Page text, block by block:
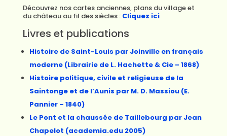
Découvrez nos cartes anciennes, plans du village et
du château au fil des siècles : Cliquez ici
Livres et publications
Histoire de Saint-Louis par Joinville en français
moderne (Librairie de L. Hachette & Cie – 1868)
Histoire politique, civile et religieuse de la
Saintonge et de l’Aunis par M. D. Massiou (E.
Pannier – 1840)
Le Pont et la chaussée de Taillebourg par Jean
Chapelot (academia.edu 2005)